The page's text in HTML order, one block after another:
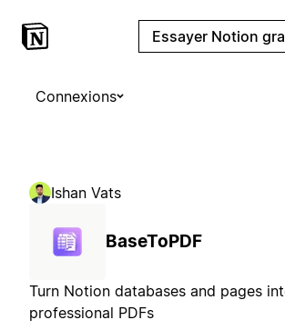
Essayer Notion
Connexions
Ishan Vats
BaseToPDF
Turn Notion databases and pages
professional PDFs